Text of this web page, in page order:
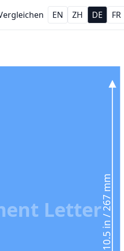
EN ZH DE FR
10.5 in / 267 mm
Letter